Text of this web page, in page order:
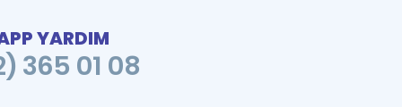
YARDIM
365 01 08